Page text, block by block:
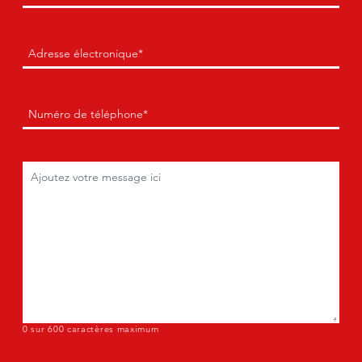
Courriel (Obligatoire)
Téléphone (Obligatoire)
0 sur 600 caractères maximum